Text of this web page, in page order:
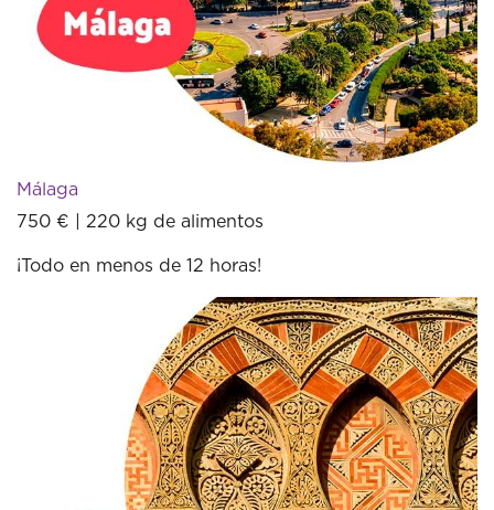
Málaga
750 € | 220 kg de alimentos
¡Todo en menos de 12 horas!